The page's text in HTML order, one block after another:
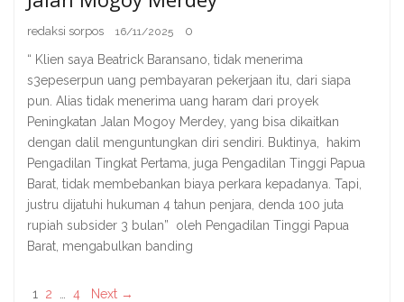
redaksi sorpos 16/11/2025 0
“ Klien saya Beatrick Baransano, tidak menerima
s3epeserpun uang pembayaran pekerjaan itu, dari siapa
pun. Alias tidak menerima uang haram dari proyek
Peningkatan Jalan Mogoy Merdey, yang bisa dikaitkan
dengan dalil menguntungkan diri sendiri. Buktinya, hakim
Pengadilan Tingkat Pertama, juga Pengadilan Tinggi Papua
Barat, tidak membebankan biaya perkara kepadanya. Tapi,
justru dijatuhi hukuman 4 tahun penjara, denda 100 juta
rupiah subsider 3 bulan” oleh Pengadilan Tinggi Papua
Barat, mengabulkan banding
1 2 4 Next →